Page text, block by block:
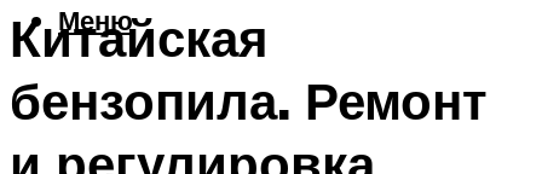
Меню
Китайская
бензопила. Ремонт